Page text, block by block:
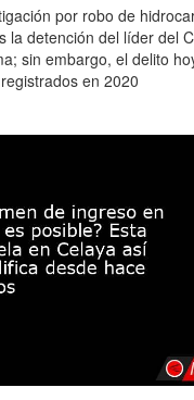
por robo de
la detención del líder del
sin embargo, el delito
en 2020